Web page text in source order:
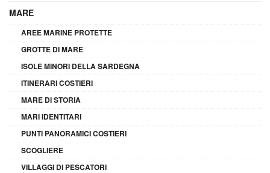
MARE
AREE MARINE PROTETTE
GROTTE DI MARE
ISOLE MINORI DELLA SARDEGNA
ITINERARI COSTIERI
MARE DI STORIA
MARI IDENTITARI
PUNTI PANORAMICI COSTIERI
SCOGLIERE
VILLAGGI DI PESCATORI